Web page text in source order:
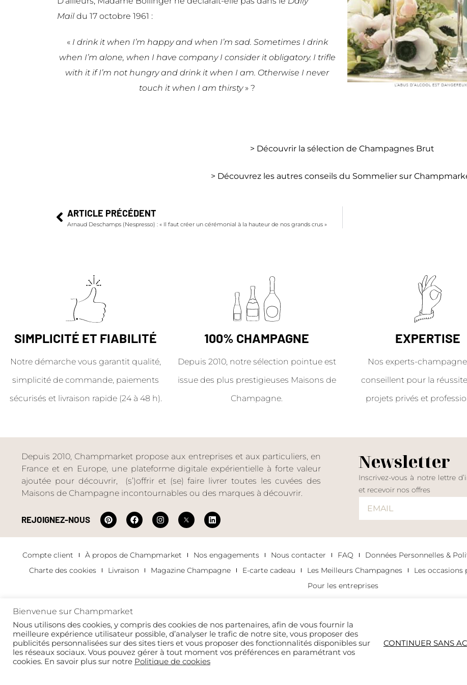
Mail du 17 octobre 1961 :
« I drink it when I’m happy and when I’m sad. Sometimes I drink
when I’m alone, when I have company I consider it obligatory. I trifle
with it if I’m not hungry and drink it when I am. Otherwise I never
touch it when I am thirsty» ?
> Découvrir la sélection de Champagnes Brut
> Découvrez les autres conseils du Sommelier sur
ARTICLE PRÉCÉDENT
Arnaud Deschamps (Nespresso) : « Il faut créer un cérémonial à la hauteur de nos grands crus »
SIMPLICITÉ ET FIABILITÉ
Notre démarche vous garantit qualité,
simplicité de commande, paiements
sécurisés et livraison rapide (24 à 48 h).
100% CHAMPAGNE
Depuis 2010, notre sélection pointue est
issue des plus prestigieuses Maisons de
Champagne.
EXPERTISE
Nos experts-
conseillent pour la
projets privés et
Depuis 2010, Champmarket propose aux entreprises et aux particuliers, en
France et en Europe, une plateforme digitale expérientielle à forte valeur
ajoutée pour découvrir, (s’)offrir et (se) faire livrer toutes les cuvées des
Maisons de Champagne incontournables ou des marques à découvrir.
REJOIGNEZ-NOUS
Newsletter
Inscrivez-vous à notre lettre
et recevoir nos offres
Compte client À propos de Champmarket Nos engagements Nous contacter FAQ Données Personnelles &
Charte des cookies
Livraison Magazine Champagne E-carte cadeau Les Meilleurs Champagnes Les
Pour les entreprises
Copyright 2022 © tous droits réservés. Champmarket.
Bienvenue sur Champmarket
Nous utilisons des cookies, y compris des cookies de nos partenaires, afin de vous fournir la
meilleure expérience utilisateur possible, d’analyser le trafic de notre site, vous proposer des
publicités personnalisées sur des sites tiers et vous proposer des fonctionnalités disponibles sur
les réseaux sociaux. Vous pouvez gérer à tout moment vos préférences en paramétrant vos
cookies. En savoir plus sur notre Politique de cookies
CONTINUER SANS